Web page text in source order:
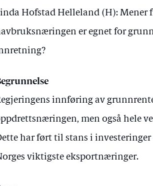
Hofstad Helleland (H): Mener
er egnet for
innføring av
men også hele
har ført til stans i
viktigste eksportnæringer.